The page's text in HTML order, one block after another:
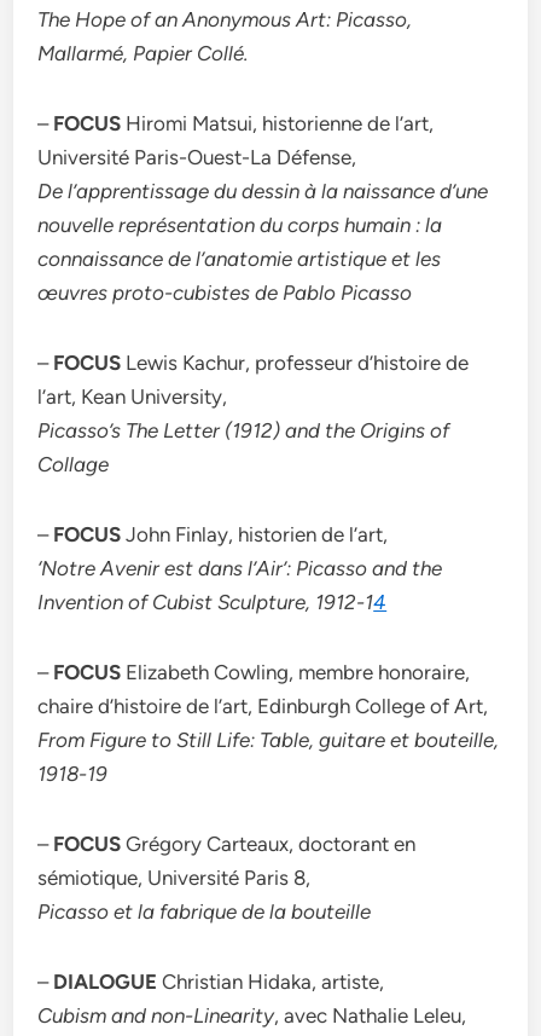
The Hope of an Anonymous Art: Picasso,
Mallarmé, Papier Collé.
– FOCUS Hiromi Matsui, historienne de l’art,
Université Paris-Ouest-La Défense,
De l’apprentissage du dessin à la naissance d’une
nouvelle représentation du corps humain : la
connaissance de l’anatomie artistique et les
œuvres proto-cubistes de Pablo Picasso
– FOCUS Lewis Kachur, professeur d’histoire de
l’art, Kean University,
Picasso’s The Letter (1912) and the Origins of
Collage
– FOCUS John Finlay, historien de l’art,
‘Notre Avenir est dans l’Air’: Picasso and the
Invention of Cubist Sculpture, 1912-14
– FOCUS Elizabeth Cowling, membre honoraire,
chaire d’histoire de l’art, Edinburgh College of Art,
From Figure to Still Life: Table, guitare et bouteille,
1918-19
– FOCUSGrégory Carteaux, doctorant en
sémiotique, Université Paris 8,
Picasso et la fabrique de la bouteille
– DIALOGUE Christian Hidaka, artiste,
Cubism and non-Linearity, avec Nathalie Leleu,